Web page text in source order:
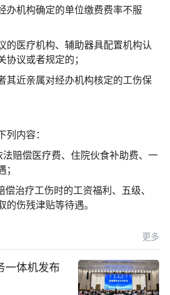
办机构确定的单位缴费费率不服
的医疗机构、辅助器具配置机构认
议或者规定的；
其近亲属对经办机构核定的工伤保
内容：
法赔偿医疗费、住院伙食补助费、一
治疗工伤时的工资福利、五级、
伤残津贴等待遇。
更多
一体机发布